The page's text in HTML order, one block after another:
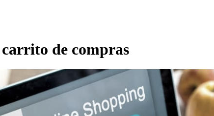
de compras